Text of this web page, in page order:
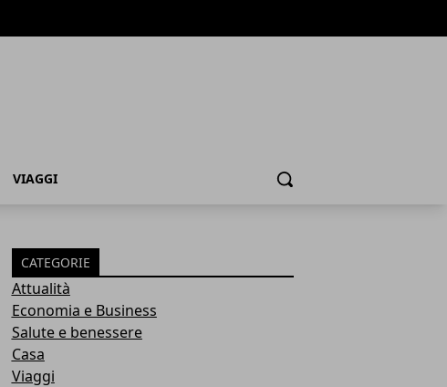
VIAGGI Cerca
CATEGORIE
Attualità
Economia e Business
Salute e benessere
Casa
Viaggi